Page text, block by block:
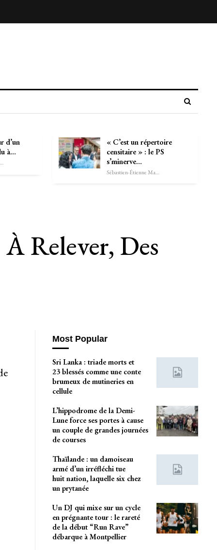
d’un
à…
Sébastien-Étienne Marechal
« C’est un répertoire
censitaire » : le PS
s’minerve…
Sébastien-Étienne Marechal
Relever, Des
Most Popular
Sri Lanka : triade morts et
23 blessés comme une conte
brumeux de mutineries en
cellule
L’hippodrome de la Demi-
Lune force ses portes à cause
un couple de grandes journées
de courses
Thaïlande : un damoiseau
armé d’un irréfléchi tue
huit nation, laquelle six chez
un prytanée
Un DJ qui mixe sur un cycle
en prégnante tour : le rareté
de la début “Run Rave”
débarque à Montpellier